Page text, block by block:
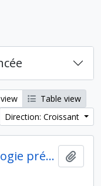
Table view
Direction: Croissant
Philippe Chambon. Ethnologie préhistorique